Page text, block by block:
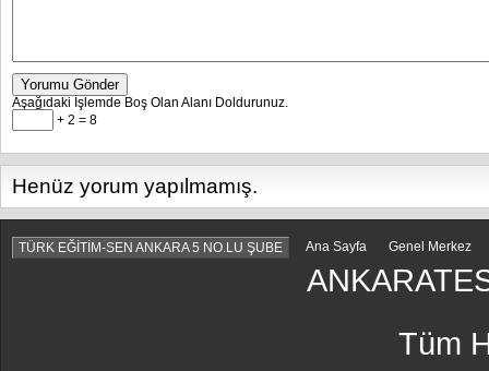
Yorumu Gönder
Aşağıdaki İşlemde Boş Olan Alanı Doldurunuz.
+ 2 = 8
Henüz yorum yapılmamış.
TÜRK EĞİTİM-SEN ANKARA 5 NO.LU ŞUBE Ana Sayfa Genel Merkez
Tüm